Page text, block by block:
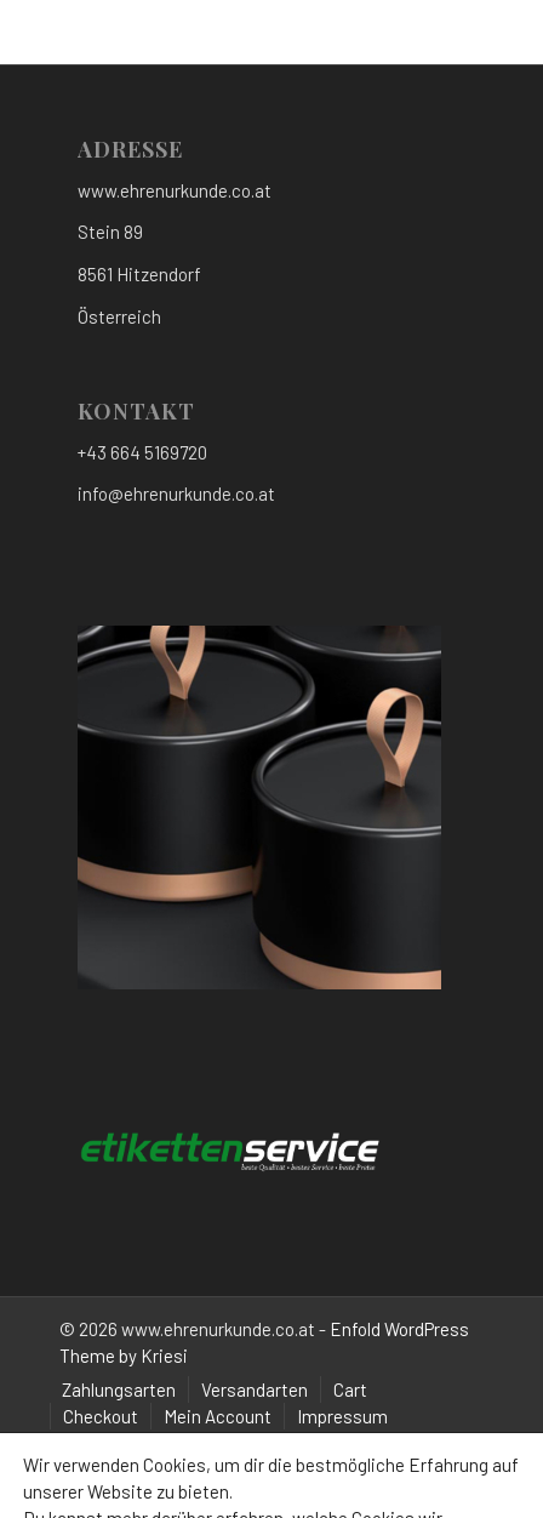
ADRESSE
www.ehrenurkunde.co.at
Stein 89
8561 Hitzendorf
Österreich
KONTAKT
+43 664 5169720
info@ehrenurkunde.co.at
© 2026 www.ehrenurkunde.co.at - Enfold WordPress
Theme by Kriesi
Zahlungsarten
Versandarten
Cart
Checkout
Mein Account Impressum
Wir verwenden Cookies, um dir die bestmögliche Erfahrung auf
unserer Website zu bieten.